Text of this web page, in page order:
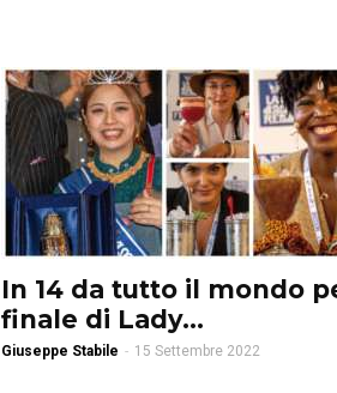
In 14 da tutto il mondo
finale di Lady...
Giuseppe Stabile - 15 Settembre 2022